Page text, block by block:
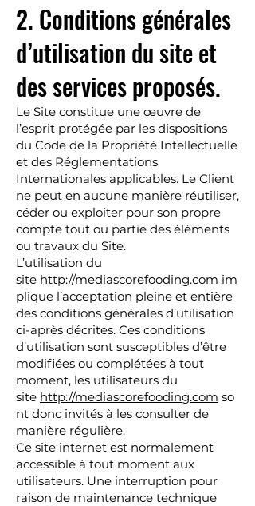
2. Conditions générales
d’utilisation du site et
des services proposés.
Le Site constitue une œuvre de
l’esprit protégée par les dispositions
du Code de la Propriété Intellectuelle
et des Réglementations
Internationales applicables. Le Client
ne peut en aucune manière réutiliser,
céder ou exploiter pour son propre
compte tout ou partie des éléments
ou travaux du Site.
L’utilisation du
site http://mediascorefooding.com im
plique l’acceptation pleine et entière
des conditions générales d’utilisation
ci-après décrites. Ces conditions
d’utilisation sont susceptibles d’être
modifiées ou complétées à tout
moment, les utilisateurs du
site http://mediascorefooding.com so
nt donc invités à les consulter de
manière régulière.
Ce site internet est normalement
accessible à tout moment aux
utilisateurs. Une interruption pour
raison de maintenance technique